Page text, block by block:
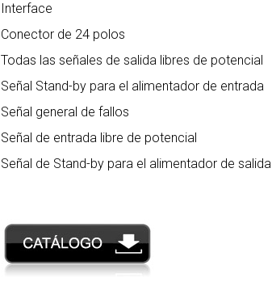
Interface
Conector de 24 polos
Todas las señales de salida libres de potencial
Señal Stand-by para el alimentador de entrada
Señal general de fallos
Señal de entrada libre de potencial
Señal de Stand-by para el alimentador de salida